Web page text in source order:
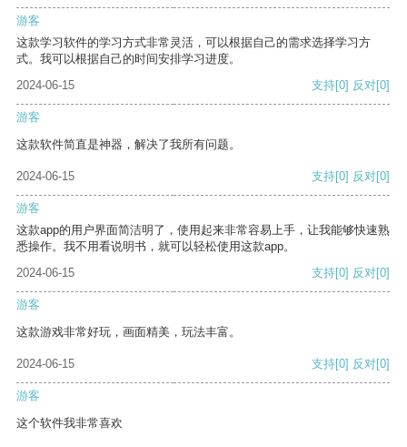
游客
这款学习软件的学习方式非常灵活，可以根据自己的需求选择学习方
式。我可以根据自己的时间安排学习进度。
2024-06-15
支持[0] 反对[0]
游客
这款软件简直是神器，解决了我所有问题。
2024-06-15 支持[0] 反对[0]
游客
这款app的用户界面简洁明了，使用起来非常容易上手，让我能够快速熟
悉操作。我不用看说明书，就可以轻松使用这款app。
2024-06-15
支持[0] 反对[0]
游客
这款游戏非常好玩，画面精美，玩法丰富。
2024-06-15 支持[0] 反对[0]
游客
这个软件我非常喜欢